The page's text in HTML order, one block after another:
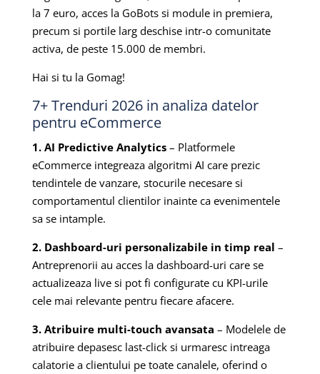
la 7 euro, acces la GoBots si module in premiera,
precum si portile larg deschise intr-o comunitate
activa, de peste 15.000 de membri.
Hai si tu la Gomag!
7+ Trenduri 2026 in analiza datelor
pentru eCommerce
1. AI Predictive Analytics– Platformele
eCommerce integreaza algoritmi AI care prezic
tendintele de vanzare, stocurile necesare si
comportamentul clientilor inainte ca evenimentele
sa se intample.
2. Dashboard-uri personalizabile in timp real –
Antreprenorii au acces la dashboard-uri care se
actualizeaza live si pot fi configurate cu KPI-urile
cele mai relevante pentru fiecare afacere.
3. Atribuire multi-touch avansata – Modelele de
atribuire depasesc last-click si urmaresc intreaga
calatorie a clientului pe toate canalele, oferind o